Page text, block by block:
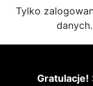
Tylko
danych.
Gratulacje!